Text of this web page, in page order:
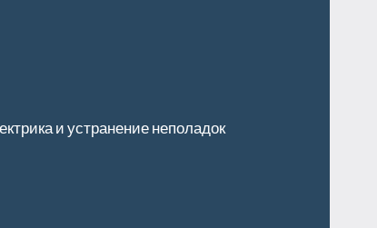
и устранение неполадок